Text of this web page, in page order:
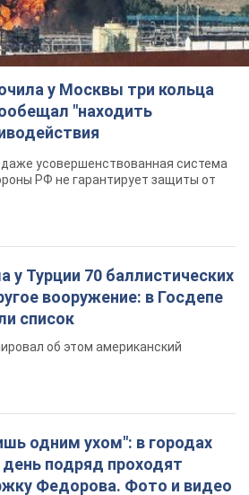
у Москвы три кольца
"находить
усовершенствованная система
РФ не гарантирует защиты от
у Турции 70 баллистических
вооружение: в Госдепе
список
об этом американский
одним ухом": в городах
подряд проходят
Федорова. Фото и видео